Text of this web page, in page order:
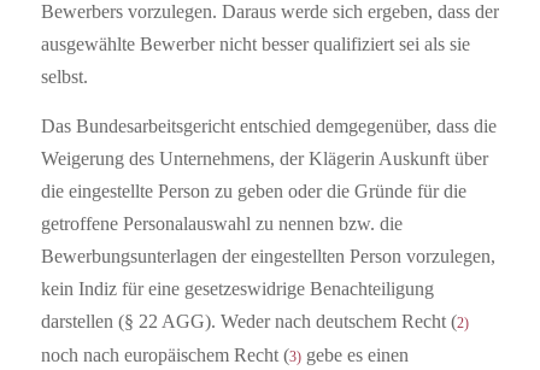
Bewerbers vorzulegen. Daraus werde sich ergeben, dass der
ausgewählte Bewerber nicht besser qualifiziert sei als sie
selbst.
Das Bundesarbeitsgericht entschied demgegenüber, dass die
Weigerung des Unternehmens, der Klägerin Auskunft über
die eingestellte Person zu geben oder die Gründe für die
getroffene Personalauswahl zu nennen bzw. die
Bewerbungsunterlagen der eingestellten Person vorzulegen,
kein Indiz für eine gesetzeswidrige Benachteiligung
darstellen (§ 22 AGG). Weder nach deutschem Recht (2)
noch nach europäischem Recht (3)gebe es einen